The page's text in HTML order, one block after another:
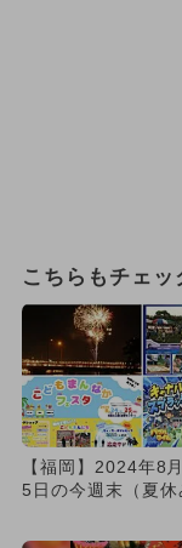
こちらもチェッ
【福岡】2024年8
5日の今週末（夏休